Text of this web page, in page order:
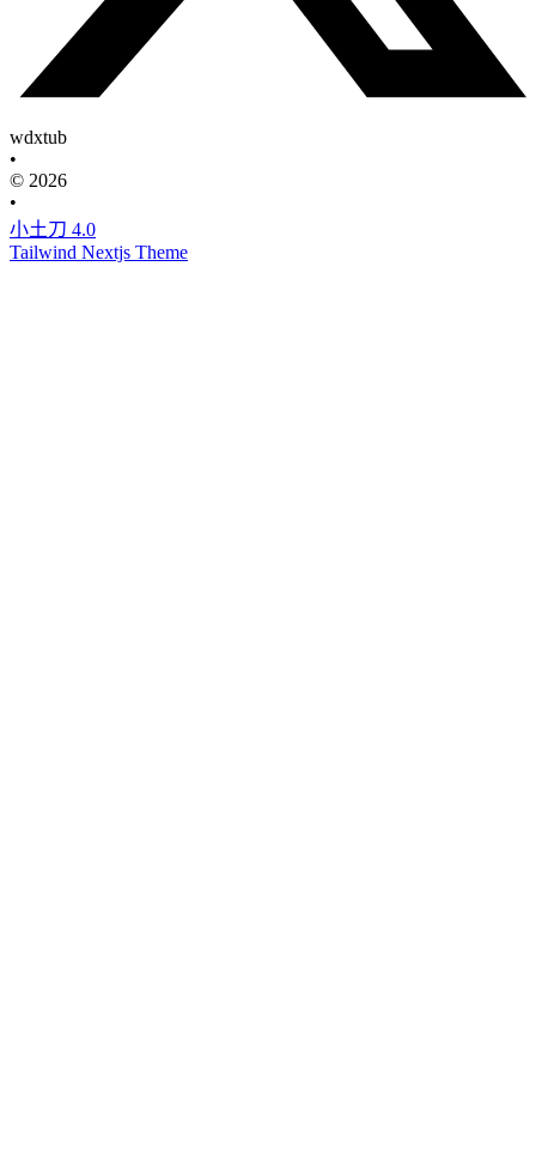
wdxtub
•
© 2026
•
小土刀 4.0
Tailwind Nextjs Theme